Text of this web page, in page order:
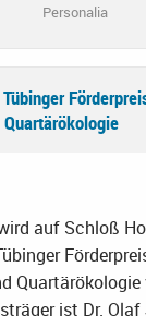
Personalia
auf Schloß
Quartärökologie
ist Dr.